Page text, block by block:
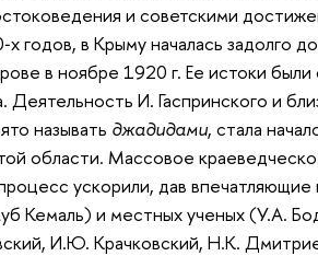
и советскими
годов, в Крыму началась задолго до
в ноябре 1920 г. Ее истоки были
И. Гаспринского и
называть джадидами, стала
области. Массовое
ускорили, дав
Кемаль) и местных ученых (У.А.
И.Ю. Крачковский, Н.К.